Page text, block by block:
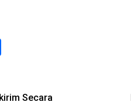
Secara